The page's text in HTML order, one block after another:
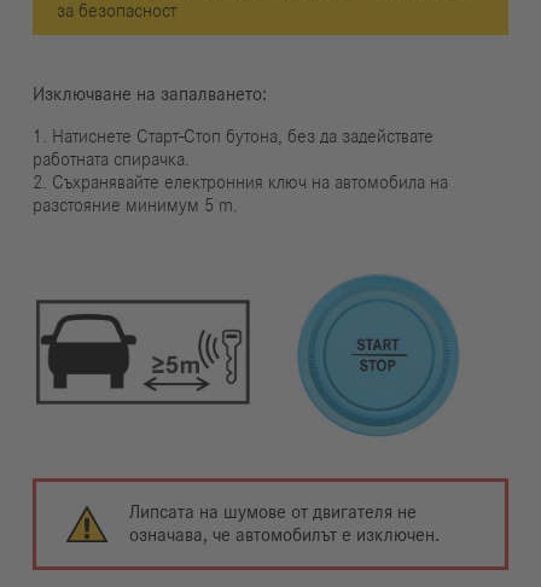
за безопасност
Изключване на запалването:
1. Натиснете Старт-Стоп бутона, без да задействате
работната спирачка.
2. Съхранявайте електронния ключ на автомобила на
разстояние минимум 5 m.
Липсата на шумове от двигателя не
означава, че автомобилът е изключен.